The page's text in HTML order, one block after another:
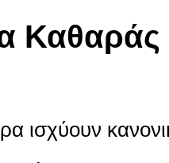
Καθαράς
ισχύουν